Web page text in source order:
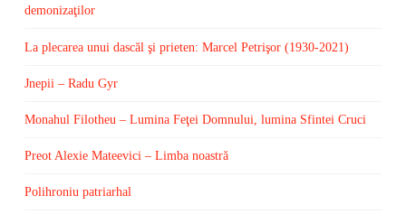
demonizaţilor
La plecarea unui dascăl şi prieten: Marcel Petrişor (1930-2021)
Jnepii – Radu Gyr
Monahul Filotheu – Lumina Feţei Domnului, lumina Sfintei Cruci
Preot Alexie Mateevici – Limba noastră
Polihroniu patriarhal